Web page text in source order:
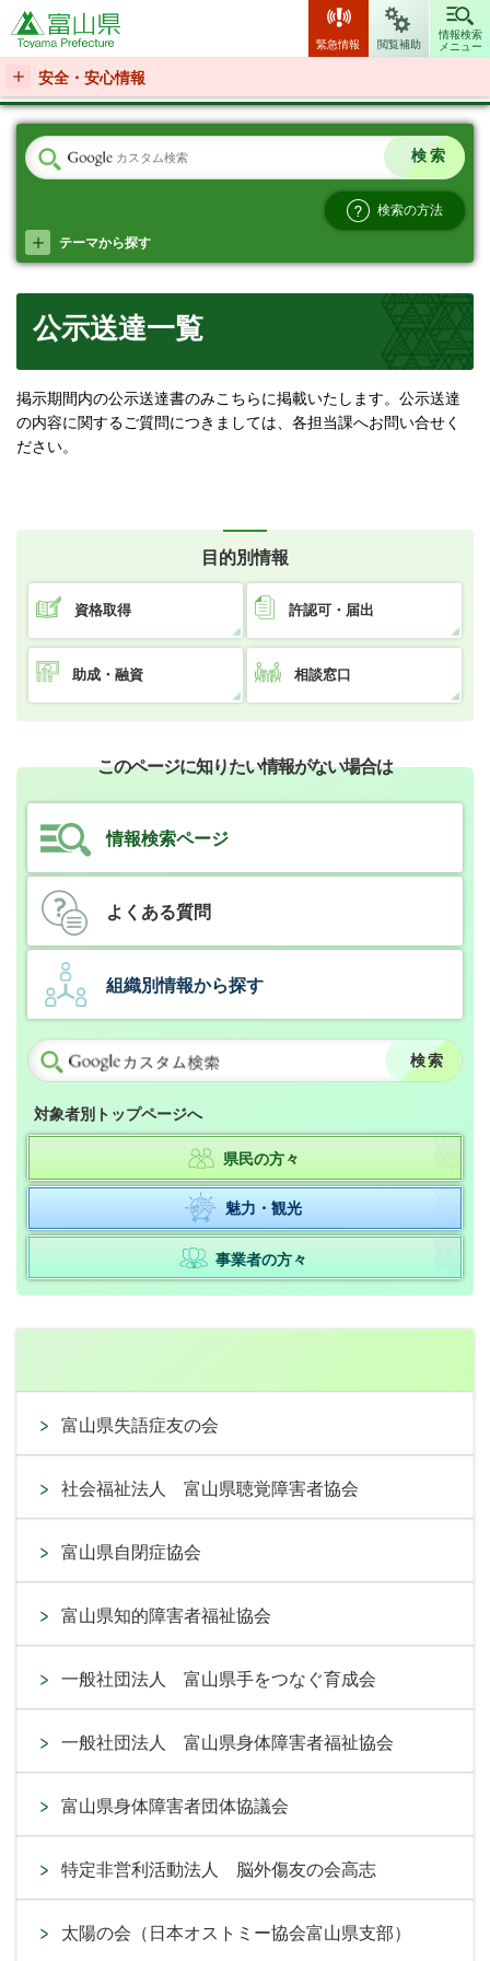
富山県
緊急情報 閲覧補助
情報検索
メニュー
安全・安心情報
検索の方法
テーマから探す
公示送達一覧
掲示期間内の公示送達書のみこちらに掲載いたします。公示送達
の内容に関するご質問につきましては、各担当課へお問い合せく
ださい。
目的別情報
資格取得 許認可・届出
助成・融資 相談窓口
このページに知りたい情報がない場合は
情報検索ページ
よくある質問
組織別情報から探す
対象者別トップページへ
県民の方々
魅力・観光
事業者の方々
富山県失語症友の会
社会福祉法人 富山県聴覚障害者協会
富山県自閉症協会
富山県知的障害者福祉協会
一般社団法人 富山県手をつなぐ育成会
一般社団法人 富山県身体障害者福祉協会
富山県身体障害者団体協議会
特定非営利活動法人 脳外傷友の会高志
太陽の会（日本オストミー協会富山県支部）